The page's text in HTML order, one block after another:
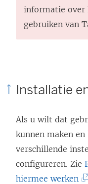
L
n
r
e
informatie over
gebruiken van
Installatie
Als u wilt dat
kunnen maken
verschillende
configureren. Zie
hiermee werken